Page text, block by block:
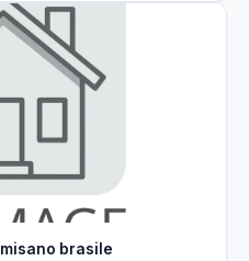
misano brasile